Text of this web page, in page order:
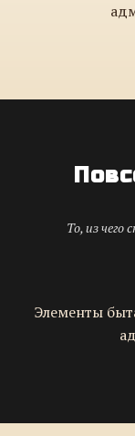
То, из чего
Элементы